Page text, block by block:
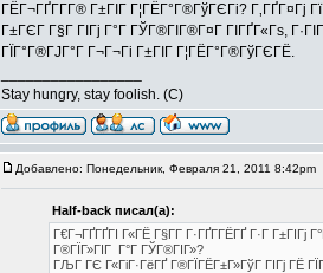
ГЁГ¬ГҐГ­Г­Г® Г±ГІГ Г¦ГЁГ°Г®ГўГЄГі? Г‚ГҐГ¤Гј
Г±ГЄГ Г§Г ГІГј Г°Г ГЎГ®ГІГ®Г¤Г ГІГҐГ«Гѕ,
ГЇГ°Г®ГЈГ°Г Г¬Г¬Гі Г±ГІГ Г¦ГЁГ°Г®ГўГЄГЁ.
Stay hungry, stay foolish. (C)
Добавлено: Понедельник, Февраля 21, 2011 8:42pm
Half-back писал(а):
Г€Г¬ГҐГҐГІ Г«ГЁ Г§Г­Г Г·ГҐГ­ГЁГҐ Г·Г
Г®ГЇГ»ГІГ Г°Г ГЎГ®ГІГ»?
ГЉГ ГЄ Г«ГіГ·ГёГҐ Г®ГЇГЁГ±Г»ГўГ ГІГј ГЁ